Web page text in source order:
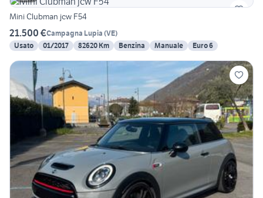
Mini Clubman jcw F54
21.500 €Campagna Lupia (VE)
Usato
01/2017 82620 Km Benzina Manuale Euro 6